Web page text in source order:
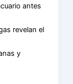
antes
revelan el
y